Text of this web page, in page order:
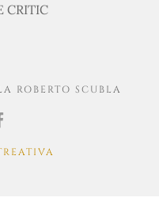
CRITIC
ROBERTO SCUBLA